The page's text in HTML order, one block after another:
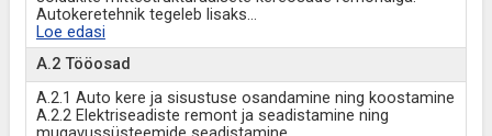
Autokeretehnik tegeleb lisaks...
Loe edasi
A.2 Tööosad
A.2.1 Auto kere ja sisustuse osandamine ning koostamine
A.2.2 Elektriseadiste remont ja seadistamine ning